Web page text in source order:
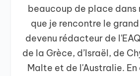
beaucoup de place dans
que je rencontre le
devenu rédacteur de
de la Grèce, d’Israël, de
Malte et de l'Australie.